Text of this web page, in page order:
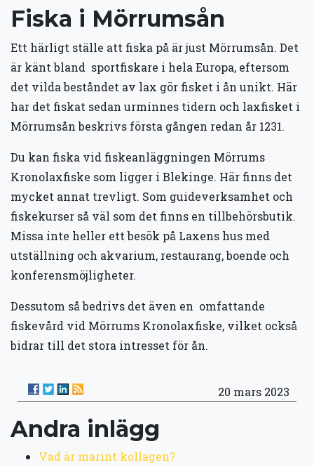
Fiska i Mörrumsån
Ett härligt ställe att fiska på är just Mörrumsån. Det
är känt bland sportfiskare i hela Europa, eftersom
det vilda beståndet av lax gör fisket i ån unikt. Här
har det fiskat sedan urminnes tidern och laxfisket i
Mörrumsån beskrivs första gången redan år 1231.
Du kan fiska vid fiskeanläggningen Mörrums
Kronolaxfiske som ligger i Blekinge. Här finns det
mycket annat trevligt. Som guideverksamhet och
fiskekurser så väl som det finns en tillbehörsbutik.
Missa inte heller ett besök på Laxens hus med
utställning och akvarium, restaurang, boende och
konferensmöjligheter.
Dessutom så bedrivs det även en omfattande
fiskevård vid Mörrums Kronolaxfiske, vilket också
bidrar till det stora intresset för ån.
20 mars 2023
Andra inlägg
Vad är marint kollagen?